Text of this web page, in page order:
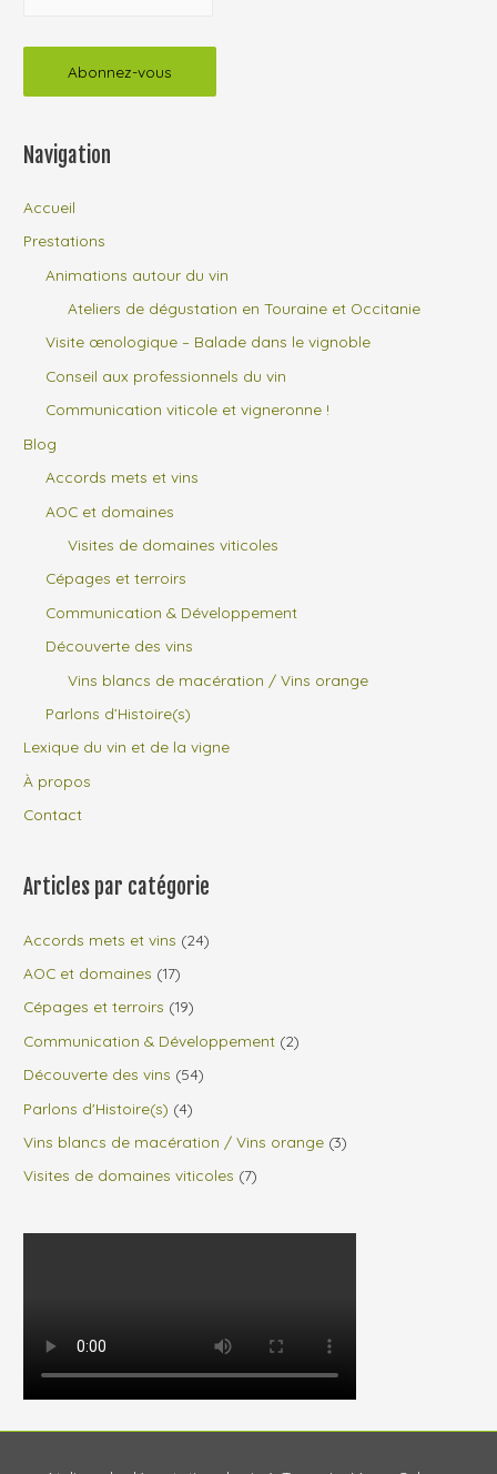
Navigation
Accueil
Prestations
Animations autour du vin
Ateliers de dégustation en Touraine et Occitanie
Visite œnologique – Balade dans le vignoble
Conseil aux professionnels du vin
Communication viticole et vigneronne !
Blog
Accords mets et vins
AOC et domaines
Visites de domaines viticoles
Cépages et terroirs
Communication & Développement
Découverte des vins
Vins blancs de macération / Vins orange
Parlons d’Histoire(s)
Lexique du vin et de la vigne
À propos
Contact
Articles par catégorie
Accords mets et vins (24)
AOC et domaines (17)
Cépages et terroirs (19)
Communication & Développement (2)
Découverte des vins (54)
Parlons d'Histoire(s) (4)
Vins blancs de macération / Vins orange (3)
Visites de domaines viticoles (7)